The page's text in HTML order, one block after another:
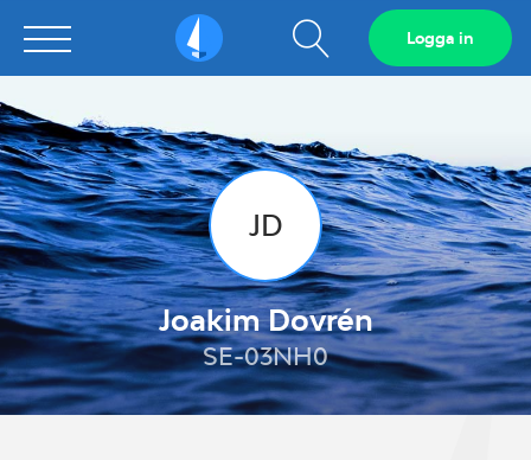
Sailarena Visa
sökfält
Logga in
JD
Joakim Dovrén
SE-03NH0